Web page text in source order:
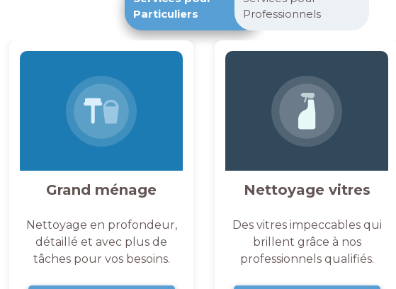
Particuliers
Professionnels
Grand ménage
Nettoyage en profondeur,
détaillé et avec plus de
tâches pour vos besoins.
Nettoyage vitres
Des vitres impeccables qui
brillent grâce à nos
professionnels qualifiés.